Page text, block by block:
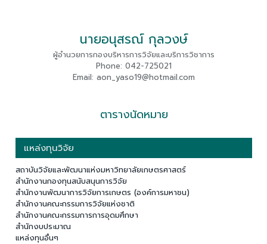
นายอนุสรณ์ กุลวงษ์
ผู้อำนวยการกองบริหารการวิจัยและบริการวิชาการ
Phone: 042-725021
Email: aon_yaso19@hotmail.com
ตารางนัดหมาย
แหล่งทุนวิจัย
สถาบันวิจัยและพัฒนาแห่งมหาวิทยาลัยเกษตรศาสตร์
สำนักงานกองทุนสนับสนุนการวิจัย
สำนักงานพัฒนาการวิจัยการเกษตร (องค์การมหาชน)
สำนักงานคณะกรรมการวิจัยแห่งชาติ
สำนักงานคณะกรรมการการอุดมศึกษา
สำนักงบประมาณ
แหล่งทุนอื่นๆ